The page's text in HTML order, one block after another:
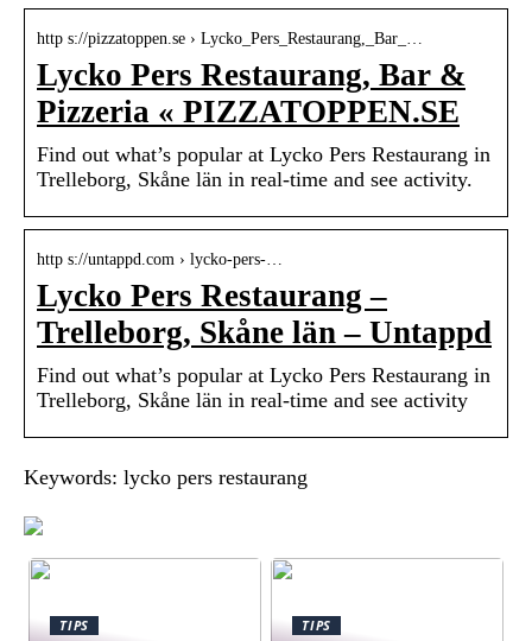
http s://pizzatoppen.se › Lycko_Pers_Restaurang,_Bar_…
Lycko Pers Restaurang, Bar &
Pizzeria « PIZZATOPPEN.SE
Find out what’s popular at Lycko Pers Restaurang in
Trelleborg, Skåne län in real-time and see activity.
http s://untappd.com › lycko-pers-…
Lycko Pers Restaurang –
Trelleborg, Skåne län – Untappd
Find out what’s popular at Lycko Pers Restaurang in
Trelleborg, Skåne län in real-time and see activity
Keywords: lycko pers restaurang
TIPS TIPS